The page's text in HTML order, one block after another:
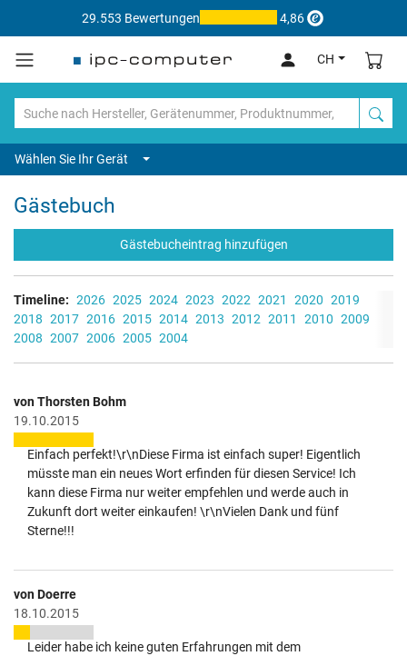
29.553 Bewertungen 4,86
CH
Wählen Sie Ihr Gerät
Gästebuch
Gästebucheintrag hinzufügen
Timeline: 2026 2025 2024 2023 2022 2021 2020 2019
2018 2017 2016 2015 2014 2013 2012 2011 2010 2009
2008 2007 2006 2005 2004
von Thorsten Bohm
19.10.2015
Einfach perfekt!\r\nDiese Firma ist einfach super! Eigentlich
müsste man ein neues Wort erfinden für diesen Service! Ich
kann diese Firma nur weiter empfehlen und werde auch in
Zukunft dort weiter einkaufen! \r\nVielen Dank und fünf
Sterne!!!
von Doerre
18.10.2015
Leider habe ich keine guten Erfahrungen mit dem